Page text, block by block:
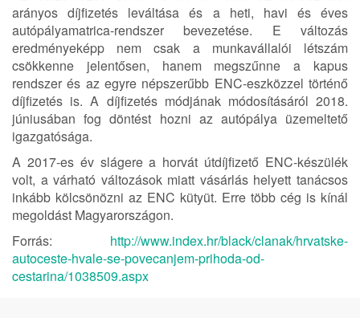
arányos díjfizetés leváltása és a heti, havi és éves
autópályamatrica-rendszer bevezetése. E változás
eredményeképp nem csak a munkavállalói létszám
csökkenne jelentősen, hanem megszűnne a kapus
rendszer és az egyre népszerűbb ENC-eszközzel történő
díjfizetés is. A díjfizetés módjának módosításáról 2018.
júniusában fog döntést hozni az autópálya üzemeltető
igazgatósága.
A 2017-es év slágere a horvát útdíjfizető ENC-készülék
volt, a várható változások miatt vásárlás helyett tanácsos
inkább kölcsönözni az ENC kütyüt. Erre több cég is kínál
megoldást Magyarországon.
Forrás: http://www.index.hr/black/clanak/hrvatske-
autoceste-hvale-se-povecanjem-prihoda-od-
cestarina/1038509.aspx